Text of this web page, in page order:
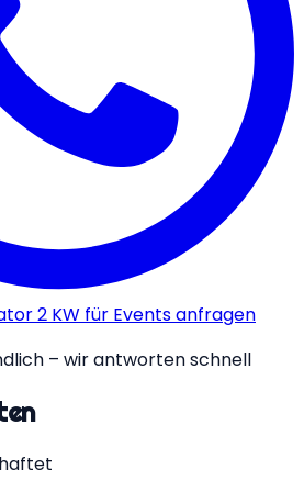
2 KW für Events anfragen
– wir antworten schnell